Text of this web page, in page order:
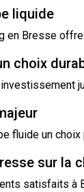
liquide
en Bresse
choix
fluide un
sur la
satisfaits à